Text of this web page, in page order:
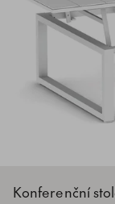
Konferenční